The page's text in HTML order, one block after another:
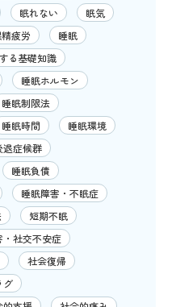
眠れない
眠気
疲労
睡眠
る基礎知識
睡眠ホルモン
睡眠制限法
睡眠時間
睡眠環境
退症候群
睡眠負債
睡眠障害・不眠症
短期不眠
社交不安症
社会復帰
グ